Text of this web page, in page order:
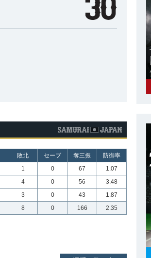
敗北 セーブ 奪三振
防御率
1 0 67
1.07
4 0 56
3.48
3 0 43
1.87
8 0 166 2.35